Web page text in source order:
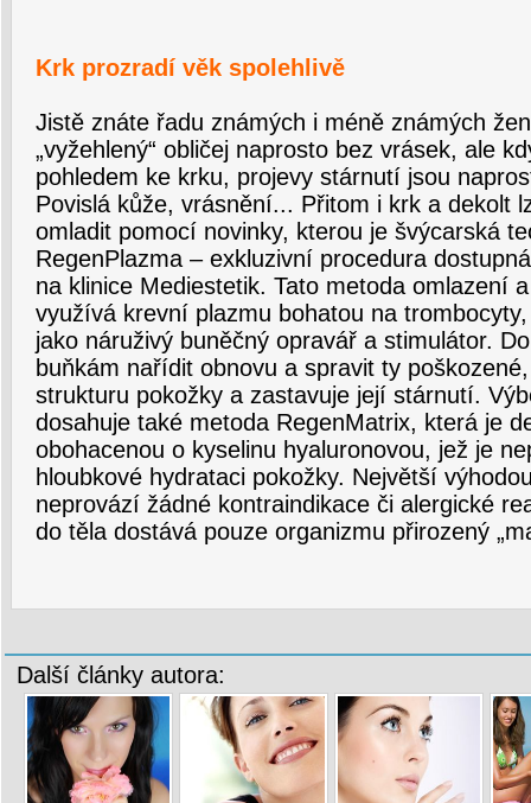
Krk prozradí věk spolehlivě
Jistě znáte řadu známých i méně známých
„vyžehlený“ obličej naprosto bez vrásek, ale
pohledem ke krku, projevy stárnutí jsou
Povislá kůže, vrásnění... Přitom i krk a dekolt
omladit pomocí novinky, kterou je švýcarská
RegenPlazma – exkluzivní procedura
na klinice Mediestetik. Tato metoda omlazení
využívá krevní plazmu bohatou na
jako náruživý buněčný opravář a stimulátor.
buňkám nařídit obnovu a spravit ty
strukturu pokožky a zastavuje její stárnutí.
dosahuje také metoda RegenMatrix, která je
obohacenou o kyselinu hyaluronovou, jež je
hloubkové hydrataci pokožky. Největší
neprovází žádné kontraindikace či alergické
do těla dostává pouze organizmu přirozený
Další články autora: